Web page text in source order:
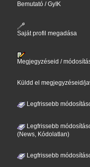
Bemutató / GyIK
Saját profil megadása
Megjegyzéseid /
Küldd el megjegyzéseid/
Legfrissebb
Legfrissebb
(News, Kódolatlan)
Legfrissebb